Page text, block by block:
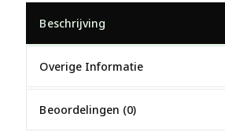
Beschrijving
Overige Informatie
Beoordelingen (0)